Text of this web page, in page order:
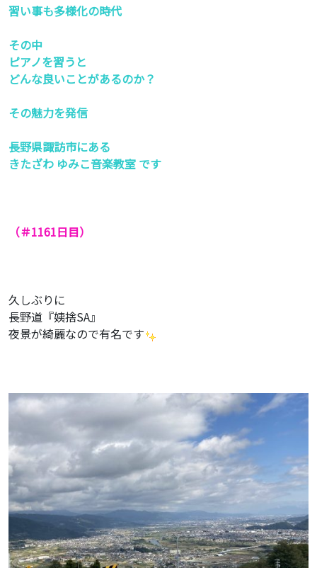
習い事も多様化の時代
その中
ピアノを習うと
どんな良いことがあるのか？
その魅力を発信
長野県諏訪市にある
きたざわ ゆみこ音楽教室 です
（＃1161日目）
久しぶりに
長野道『姨捨SA』
夜景が綺麗なので有名です